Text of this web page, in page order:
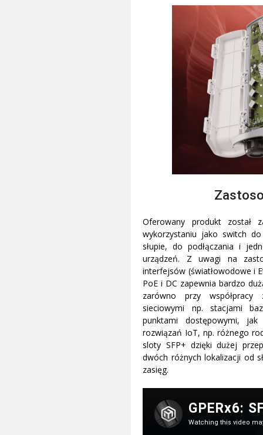
Oferowany produkt został
wykorzystaniu jako switch
słupie, do podłączania i
urządzeń. Z uwagi na
interfejsów (światłowodowe i
PoE i DC zapewnia bardzo
zarówno przy współpracy
sieciowymi np. stacjami
punktami dostępowymi, jak
rozwiązań IoT, np. różnego
sloty SFP+ dzięki dużej
dwóch różnych lokalizacji od
zasięg.